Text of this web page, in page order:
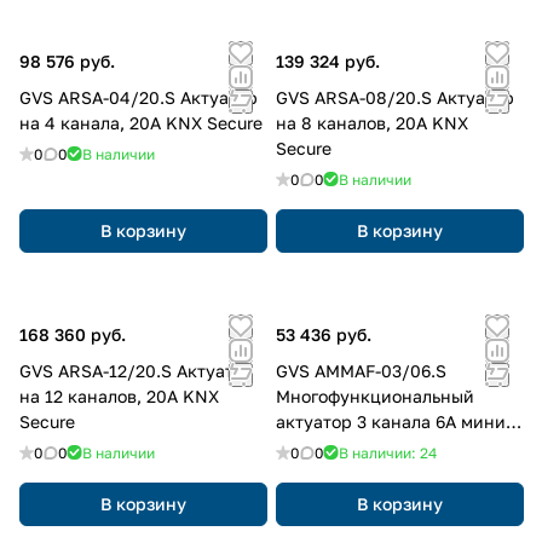
98 576 руб.
GVS ARSA-04/20.S Актуатор
на 4 канала, 20А KNX Secure
0 0 В наличии
В корзину
139 324 руб.
GVS ARSA-08/20.S Актуатор
на 8 каналов, 20А KNX
Secure
0 0 В наличии
В корзину
168 360 руб.
GVS ARSA-12/20.S Актуатор
на 12 каналов, 20А KNX
Secure
0 0 В наличии
В корзину
53 436 руб.
GVS AMMAF-03/06.S
Многофункциональный
актуатор 3 канала 6А мини
KNX Secure
0 0 В наличии: 24
В корзину